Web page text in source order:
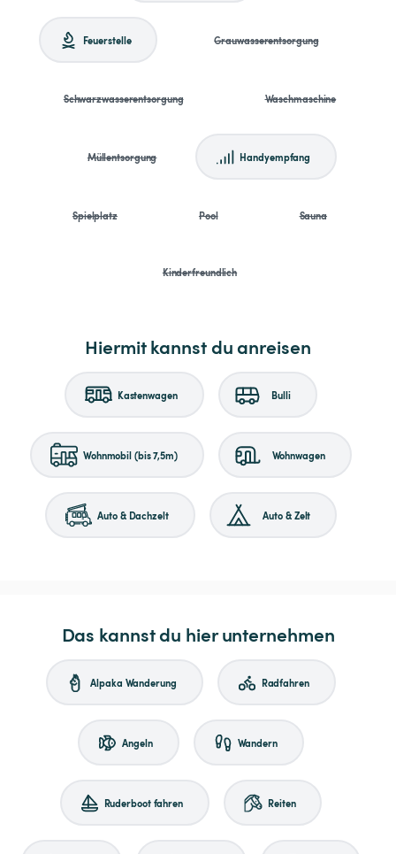
Feuerstelle Grauwasserentsorgung
Schwarzwasserentsorgung Waschmaschine
Müllentsorgung Handyempfang
Spielplatz Pool Sauna
Kinderfreundlich
Hiermit kannst du anreisen
Kastenwagen Bulli
Wohnmobil (bis 7,5m) Wohnwagen
Auto & Dachzelt Auto & Zelt
Das kannst du hier unternehmen
Alpaka Wanderung Radfahren
Angeln Wandern
Ruderboot fahren Reiten